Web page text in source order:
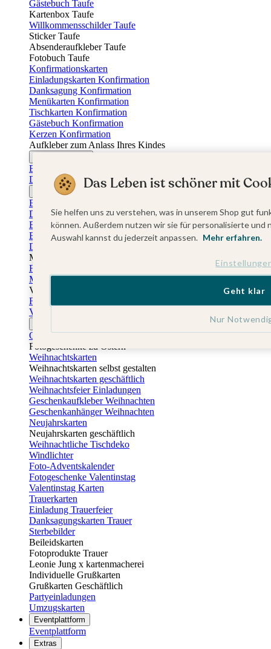
Gästebuch Taufe
Kartenbox Taufe
Willkommensschilder Taufe
Sticker Taufe
Absenderaufkleber Taufe
Fotobuch Taufe
Konfirmationskarten
Einladungskarten Konfirmation
Danksagung Konfirmation
Menükarten Konfirmation
Tischkarten Konfirmation
Gästebuch Konfirmation
Kerzen Konfirmation
Aufkleber zum Anlass Ihres Kindes
Einladungskarten Firmung
Dankeskarten Firmung
Jugendweihekarten
Einladungskarten Jugendweihe
Dankeskarten Jugendweihe
Einschulungskarten
Einladungskarten Einschulung
Danksagung Einschulung
Muttertag
Fotogeschenke Muttertag
Muttertagskarten
Vatertag
Fotogeschenke Vatertag
Vatertagskarten
Osterkarten
Fotogeschenke zu Ostern
Weihnachtskarten
Weihnachtskarten selbst gestalten
Weihnachtskarten geschäftlich
Weihnachtsfeier Einladungen
Geschenkaufkleber Weihnachten
Geschenkanhänger Weihnachten
Neujahrskarten
Neujahrskarten geschäftlich
Weihnachtliche Tischdeko
Windlichter
Foto-Adventskalender
Fotogeschenke Valentinstag
Valentinstag Karten
Trauerkarten
Einladung Trauerfeier
Danksagungskarten Trauer
Sterbebilder
Beileidskarten
Fotoprodukte Trauer
Leonie Jung x kartenmacherei
Individuelle Grußkarten
Grußkarten Geschäftlich
Partyeinladungen
Umzugskarten
Eventplattform
Eventplattform
Extras
Das Leben ist schöner mit
Sie helfen uns zu verstehen, was in unserem Shop gut
können. Außerdem nutzen wir sie für personalisierte
Auswahl kannst du jederzeit anpassen. Mehr erfahren.
Nur
Geht klar